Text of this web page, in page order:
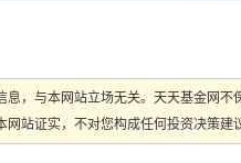
，与本网站立场无关。天天基金网
站证实，不对您构成任何投资决策建